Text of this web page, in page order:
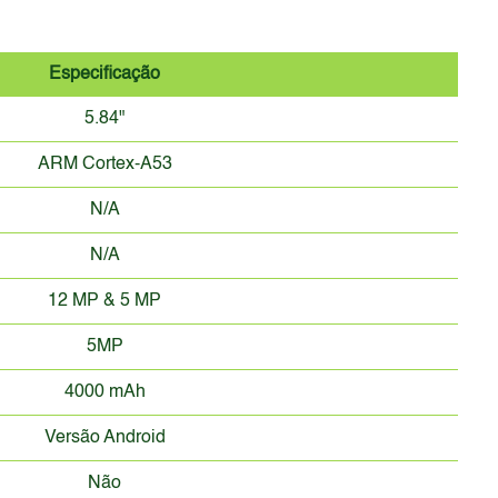
Especificação
5.84"
ARM Cortex-A53
N/A
N/A
12 MP & 5 MP
5MP
4000 mAh
Versão Android
Não